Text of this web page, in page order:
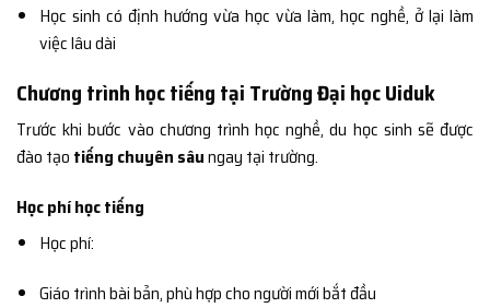
Học sinh có định hướng vừa học vừa làm, học nghề, ở lại làm
việc lâu dài
Chương trình học tiếng tại Trường Đại học Uiduk
Trước khi bước vào chương trình học nghề, du học sinh sẽ được
đào tạo tiếng chuyên sâungay tại trường.
Học phí học tiếng
Học phí:
Giáo trình bài bản, phù hợp cho người mới bắt đầu